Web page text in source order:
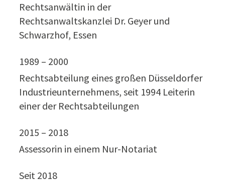
Rechtsanwältin in der
Rechtsanwaltskanzlei Dr. Geyer und
Schwarzhof, Essen
1989 – 2000
Rechtsabteilung eines großen Düsseldorfer
Industrieunternehmens, seit 1994 Leiterin
einer der Rechtsabteilungen
2015 – 2018
Assessorin in einem Nur-Notariat
Seit 2018